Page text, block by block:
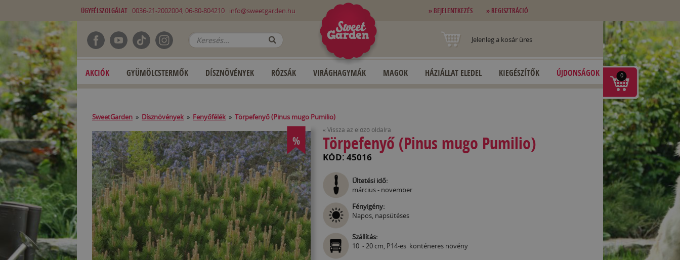
ÜGYFÉLSZOLGÁLAT 0036-21-2002004, 06-80-804210 info@sweetgarden.hu » BEJELENTKEZÉS » REGISZTRÁCIÓ
Jelenleg a kosár üres
AKCIÓK GYÜMÖLCSTERMŐK DÍSZNÖVÉNYEK RÓZSÁK VIRÁGHAGYMÁK MAGOK HÁZIÁLLAT ELEDEL KIEGÉSZÍTŐK ÚJDONSÁGOK
SweetGarden » Dísznövények » Fenyőfélék » Törpefenyő (Pinus mugo Pumilio)
%
« Vissza az előző oldalra
Törpefenyő (Pinus mugo Pumilio)
KÓD: 45016
Ültetési idő:
március - november
Fényigény:
Napos, napsütéses
Szállítás:
10 - 20 cm, P14-es konténeres növény
0